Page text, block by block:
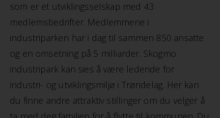
som er et utviklingsselskap med 43
medlemsbedrifter. Medlemmene i
industriparken har i dag til sammen 850 ansatte
og en omsetning på 5 milliarder. Skogmo
industripark kan sies å være ledende for
industri- og utviklingsmiljø i Trøndelag. Her kan
du finne andre attraktiv stillinger om du velger å